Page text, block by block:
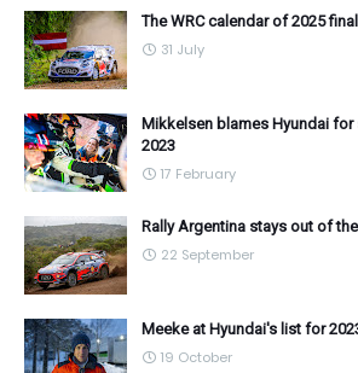
The WRC calendar of 2025
31 July
Mikkelsen blames Hyundai
2023
17 February
Rally Argentina stays out of
22 September
Meeke at Hyundai's list for
19 October